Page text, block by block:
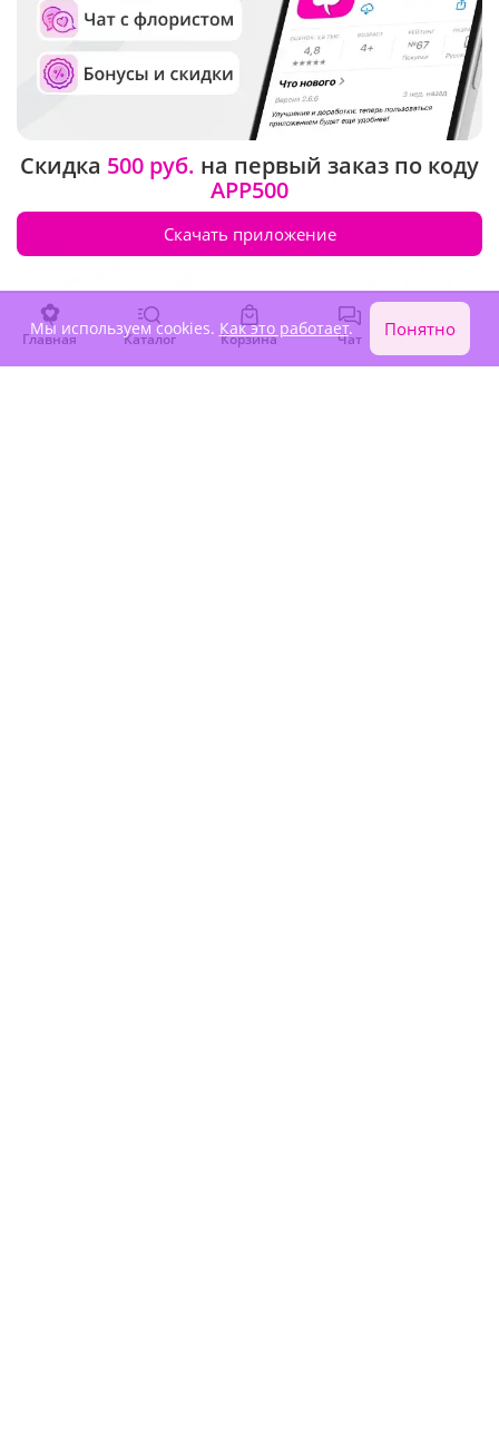
5(475)
Композиция "Милый
сюрприз"
3 680 ₽
(250)
Букет-гигант "Кассиопея"
В наличии
5 500 ₽
Главная Каталог Корзина Чат Войти
Скидка 500 руб. на первый заказ по коду
APP500
Скачать приложение
Мы используем cookies. Как это работает. Понятно